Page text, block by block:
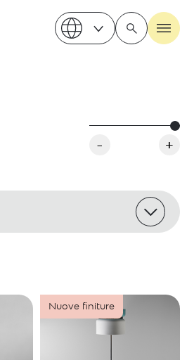
- +
Nuove finiture